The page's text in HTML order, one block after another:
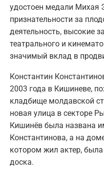
удостоен медали Михая
признательности за
деятельность, высокие
театрального и
значимый вклад в
Константин
2003 года в Кишиневе,
кладбище молдавской
новая улица в секторе
Кишинёв была названа
Константинова, а на
котором жил актер,
доска.